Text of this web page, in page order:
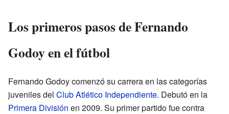
Los primeros pasos de Fernando
Godoy en el fútbol
Fernando Godoy comenzó su carrera en las categorías
juveniles del Club Atlético Independiente. Debutó en la
Primera División en 2009. Su primer partido fue contra